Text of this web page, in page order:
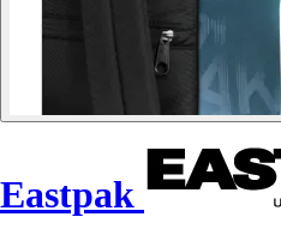
Eastpak